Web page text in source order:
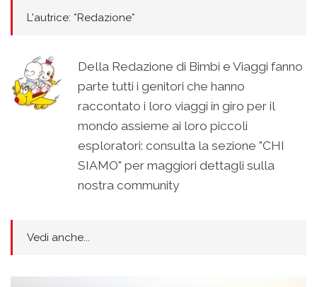
L'autrice: *Redazione*
Della Redazione di Bimbi e Viaggi fanno
parte tutti i genitori che hanno
raccontato i loro viaggi in giro per il
mondo assieme ai loro piccoli
esploratori: consulta la sezione "CHI
SIAMO" per maggiori dettagli sulla
nostra community
Vedi anche...